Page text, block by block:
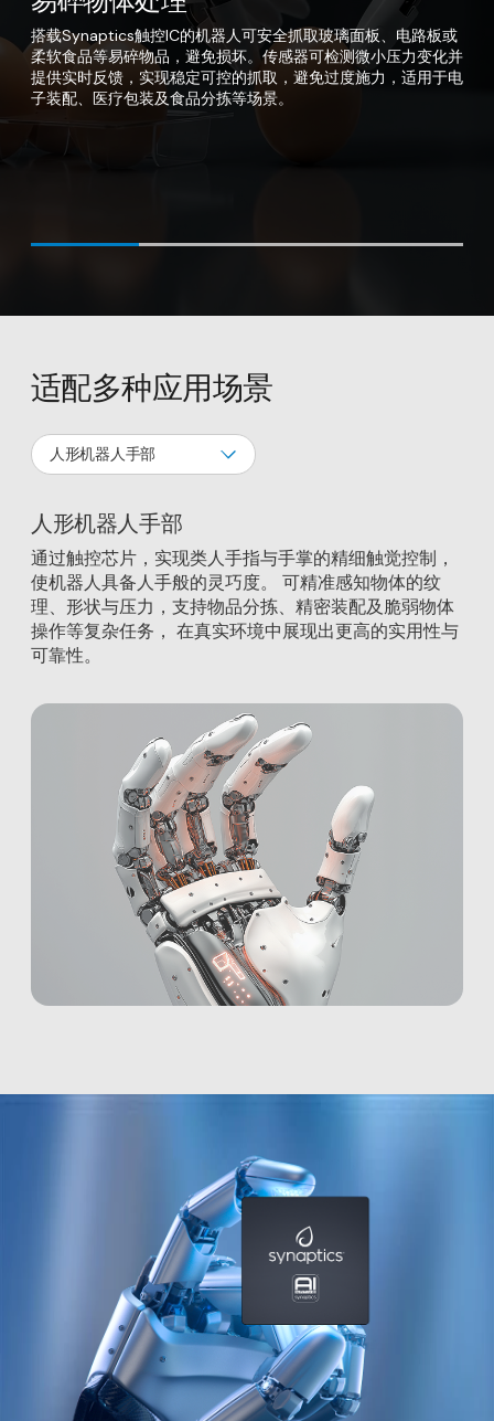
搭载Synaptics触控IC的机器人可安全抓取玻璃面板、电路板或
柔软食品等易碎物品，避免损坏。传感器可检测微小压力变化并
提供实时反馈，实现稳定可控的抓取，避免过度施力，适用于电
子装配、医疗包装及食品分拣等场景。
电容式触控感知使机器人手部能够在柔软材料（如泡棉）与金属
工具等刚性重物之间平滑切换抓取对象。系统可在毫秒级完成抓
取力自适应调整，确保稳定抓取，同时降低掉落、压损或失控风
险，尤其适用于多任务工业制造与自动化维修环境。
在视觉受限或被遮挡的料箱与货架环境中，触觉感知可作为机器
人的“第二感知系统”。当视觉信息不可用或不可靠时，触觉数据
可引导机械臂定位、评估并抓取目标物体。Synaptics触控IC通
过接触即可感知物体存在、材质与阻力，实现盲抓取能力，提升
仓储自动化与电商履约的作业准确性。
触控IC支持多指与手掌区域的复杂协同运动，通过在多个接触点
生成精细“力分布图”，使机器人能够更好地操控形状不规则、大
型或不稳定物体。无论是平衡搬运大型包裹，还是空中旋转工
具，这种高精度触觉反馈都能支持动态工业环境中的自适应精细
操作。
适配多种应用场景
人形机器人手部
通过触控芯片，实现类人手指与手掌的精细触觉控制，
使机器人具备人手般的灵巧度。 可精准感知物体的纹
理、形状与压力，支持物品分拣、精密装配及脆弱物体
操作等复杂任务， 在真实环境中展现出更高的实用性与
可靠性。